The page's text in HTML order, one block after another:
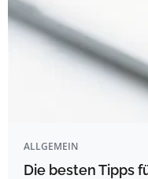
ALLGEMEIN
Die besten Tipps